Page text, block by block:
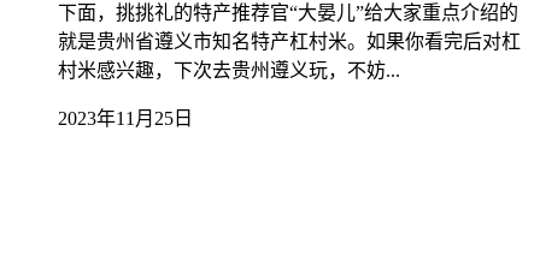
下面，挑挑礼的特产推荐官“大晏儿”给大家重点介绍的
就是贵州省遵义市知名特产杠村米。如果你看完后对杠
村米感兴趣，下次去贵州遵义玩，不妨...
2023年11月25日